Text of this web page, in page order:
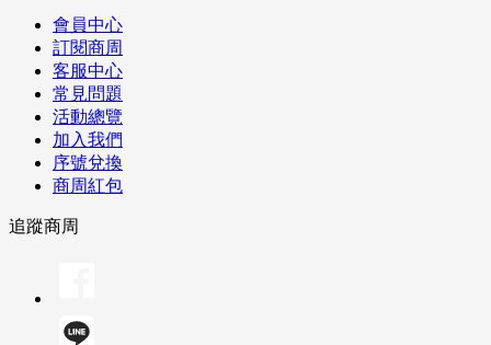
會員中心
訂閱商周
客服中心
常見問題
活動總覽
加入我們
序號兌換
商周紅包
追蹤商周